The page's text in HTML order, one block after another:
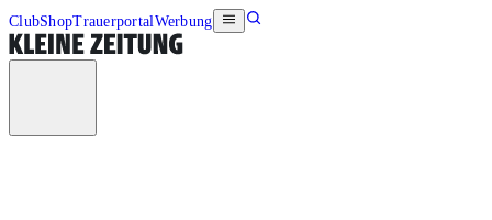
ClubShopTrauerportalWerbung